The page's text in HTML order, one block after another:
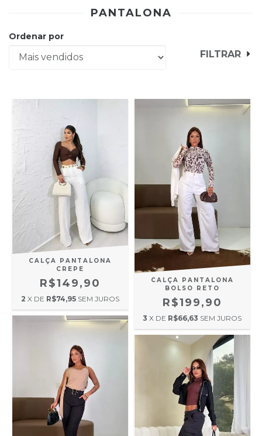
PANTALONA
Ordenar por
FILTRAR
CALÇA PANTALONA
CREPE
R$149,90
2 X DE R$74,95 SEM JUROS
CALÇA PANTALONA
BOLSO RETO
R$199,90
3 X DE R$66,63 SEM JUROS